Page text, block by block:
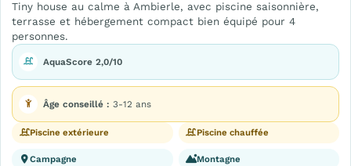
Tiny house au calme à Ambierle, avec piscine saisonnière,
terrasse et hébergement compact bien équipé pour 4
personnes.
AquaScore 2,0/10
Âge conseillé : 3-12 ans
Piscine extérieure Piscine chauffée
Campagne Montagne